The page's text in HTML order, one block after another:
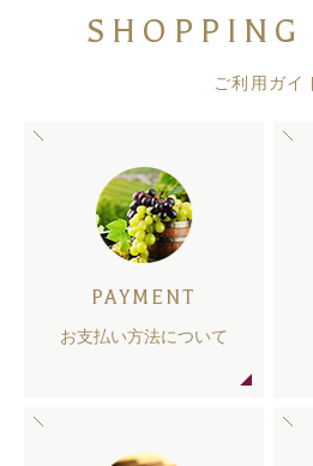
SHOPPING
ご利用ガイ
PAYMENT
お支払い方法について